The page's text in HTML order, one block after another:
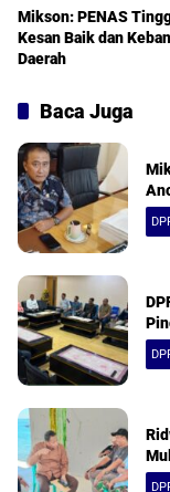
Mikson: PENAS
Kesan Baik dan
Daerah
Baca Juga